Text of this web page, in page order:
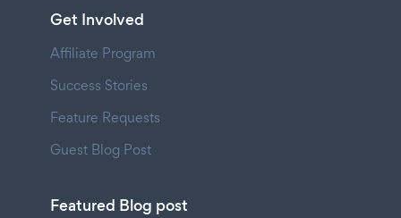
Get Involved
Affiliate Program
Success Stories
Feature Requests
Guest Blog Post
Featured Blog post